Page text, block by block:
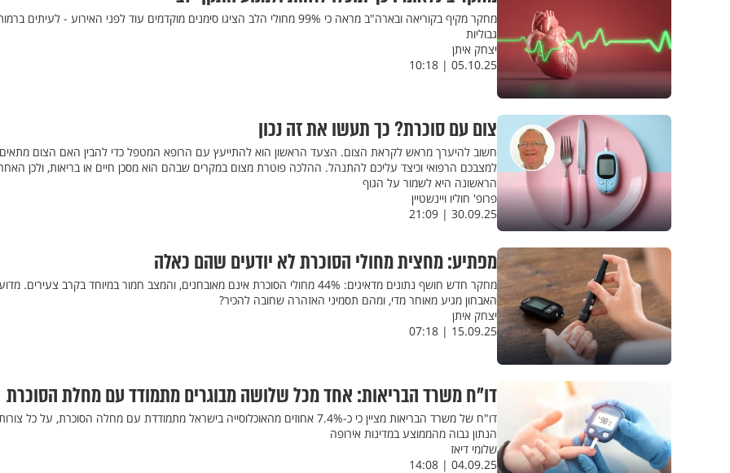
מחקר מקיף בקוריאה ובארה"ב מראה כי 99% מחולי הלב הציגו סימנים מוקדמים עוד לפני האירוע - לעיתים
גבוליות
יצחק איתן
05.10.25 | 10:18
צום עם סוכרת? כך תעשו את זה נכון
חשוב להיערך מראש לקראת הצום. הצעד הראשון הוא להתייעץ עם הרופא המטפל כדי להבין האם הצום מתאים
למצבכם הרפואי וכיצד עליכם להתנהל. ההלכה פוטרת מצום במקרים שבהם הוא מסכן חיים או בריאות, ולכן
הראשונה היא לשמור על הגוף
פרופ' חוליו ויינשטיין
30.09.25 | 21:09
מפתיע: מחצית מחולי הסוכרת לא יודעים שהם כאלה
מחקר חדש חושף נתונים מדאיגים: 44% מחולי הסוכרת אינם מאובחנים, והמצב חמור במיוחד בקרב צעירים.
האבחון מגיע מאוחר מדי, ומהם תסמיני האזהרה שחובה להכיר?
יצחק איתן
15.09.25 | 07:18
דו"ח משרד הבריאות: אחד מכל שלושה מבוגרים מתמודד עם מחלת הסוכרת
דו"ח של משרד הבריאות מציין כי כ-7.4% אחוזים מהאוכלוסייה בישראל מתמודדת עם מחלה הסוכרת, על כל
הנתון גבוה מהממוצע במדינות אירופה
שלומי דיאז
04.09.25 | 14:08